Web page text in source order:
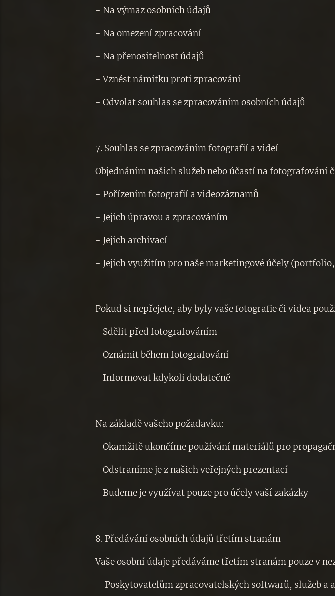
- Na výmaz osobních údajů
- Na omezení zpracování
- Na přenositelnost údajů
- Vznést námitku proti zpracování
- Odvolat souhlas se zpracováním osobních údajů
7. Souhlas se zpracováním fotografií a videí
Objednáním našich služeb nebo účastí na fotografování
- Pořízením fotografií a videozáznamů
- Jejich úpravou a zpracováním
- Jejich archivací
- Jejich využitím pro naše marketingové účely
Pokud si nepřejete, aby byly vaše fotografie či videa
- Sdělit před fotografováním
- Oznámit během fotografování
- Informovat kdykoli dodatečně
Na základě vašeho požadavku:
- Okamžitě ukončíme používání materiálů pro
- Odstraníme je z našich veřejných prezentací
- Budeme je využívat pouze pro účely vaší zakázky
8. Předávání osobních údajů třetím stranám
Vaše osobní údaje předáváme třetím stranám pouze v
- Poskytovatelům zpracovatelských softwarů, služeb a